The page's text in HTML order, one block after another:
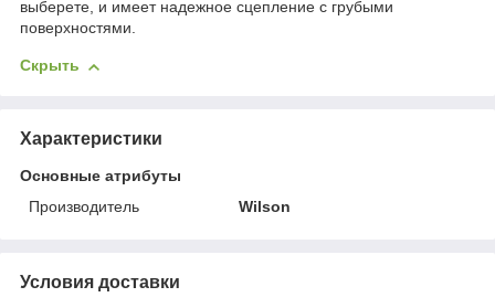
выберете, и имеет надежное сцепление с грубыми
поверхностями.
Скрыть
Характеристики
Основные атрибуты
Производитель
Wilson
Условия доставки